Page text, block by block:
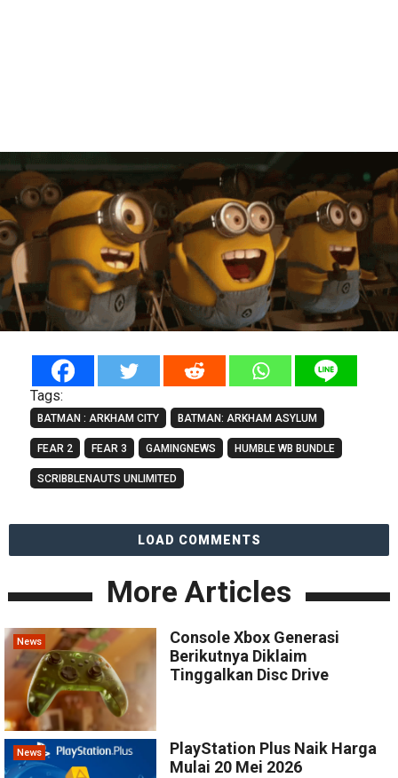
Tags:
BATMAN : ARKHAM CITY BATMAN: ARKHAM ASYLUM
FEAR 2 FEAR 3 GAMINGNEWS HUMBLE WB BUNDLE
SCRIBBLENAUTS UNLIMITED
LOAD COMMENTS
More Articles
News
Console Xbox Generasi
Berikutnya Diklaim
Tinggalkan Disc Drive
News
PlayStation Plus Naik Harga
Mulai 20 Mei 2026